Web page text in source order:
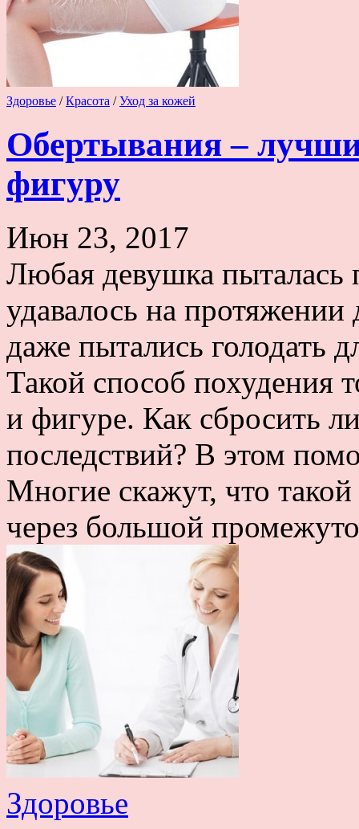
Здоровье /Красота /Уход за кожей
Обертывания –
фигуру
Июн 23, 2017
Любая девушка пыталась
удавалось на
даже пытались голодать
Такой способ похудения
и фигуре. Как сбросить
последствий? В этом
Многие скажут, что
через большой
Здоровье